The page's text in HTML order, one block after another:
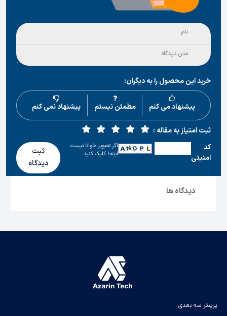
خرید این محصول را به دیگران:
پیشنهاد می کنم مطمئن نیستم پیشنهاد نمی کنم
ثبت امتیاز به مقاله :
كد
امنیتی
اگر تصویر خوانا نیست
اینجا کلیک کنید
ثبت
دیدگاه
دیدگاه ها
پرینتر سه بعدی